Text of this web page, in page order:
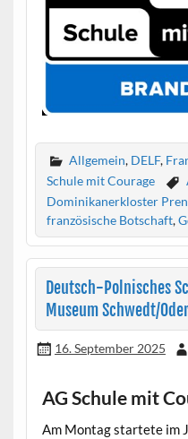
Allgemein, DELF,
Schule mit Courage
Dominikanerkloster
französische Botschaft,
Deutsch-Polnisches
Museum Schwedt/
16. September 2025
AG Schule mit
Am Montag startete im